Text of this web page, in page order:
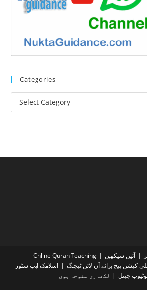
Categories
Categories
Online Quran Teaching آئیں سیکھیں
اسلامک ایپ سٹور
کیشن پیج برائے آن لائن ٹیچنگ
لکھاری متوجہ ہوں
چینل